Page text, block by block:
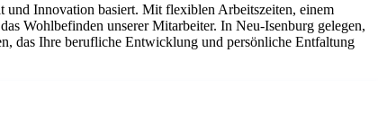
Innovation basiert. Mit flexiblen Arbeitszeiten, einem
Wohlbefinden unserer Mitarbeiter. In Neu-Isenburg gelegen,
das Ihre berufliche Entwicklung und persönliche Entfaltung